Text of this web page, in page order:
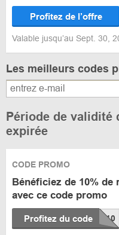
Profitez de l’offre
Valable jusqu’au Sept. 30,
Les meilleurs codes
Période de validité
expirée
CODE PROMO
Bénéficiez de 10%
avec ce code promo
Profitez du code